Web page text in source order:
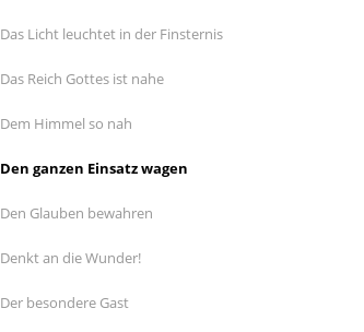
Das Licht leuchtet in der Finsternis
Das Reich Gottes ist nahe
Dem Himmel so nah
Den ganzen Einsatz wagen
Den Glauben bewahren
Denkt an die Wunder!
Der besondere Gast